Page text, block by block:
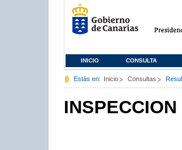
INICIO CONSULTA
Estás en: Inicio Consultas